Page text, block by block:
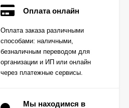
Оплата онлайн
Оплата заказа различными
способами: наличными,
безналичным переводом для
организации и ИП или онлайн
через платежные сервисы.
Мы находимся в
Вкладыш коренной
(0,25) (1шт - 1
половинка) для
двигателей
K15,K21,K25
запросу
(1шт - 1 половинка) для